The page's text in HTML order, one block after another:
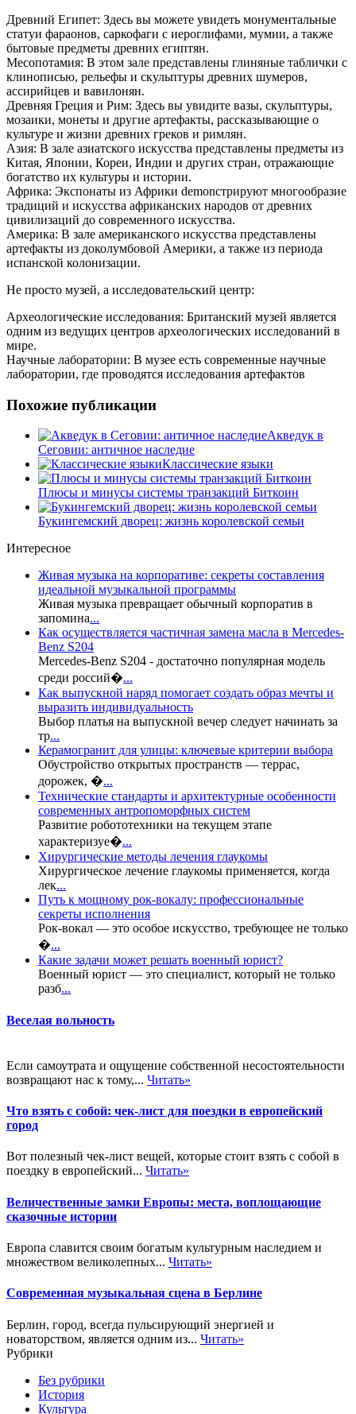
Древний Египет: Здесь вы можете увидеть монументальные
статуи фараонов, саркофаги с иероглифами, мумии, а также
бытовые предметы древних египтян.
Месопотамия: В этом зале представлены глиняные таблички с
клинописью, рельефы и скульптуры древних шумеров,
ассирийцев и вавилонян.
Древняя Греция и Рим: Здесь вы увидите вазы, скульптуры,
мозаики, монеты и другие артефакты, рассказывающие о
культуре и жизни древних греков и римлян.
Азия: В зале азиатского искусства представлены предметы из
Китая, Японии, Кореи, Индии и других стран, отражающие
богатство их культуры и истории.
Африка: Экспонаты из Африки demonстрируют многообразие
традиций и искусства африканских народов от древних
цивилизаций до современного искусства.
Америка: В зале американского искусства представлены
артефакты из доколумбовой Америки, а также из периода
испанской колонизации.
Не просто музей, а исследовательский центр:
Археологические исследования: Британский музей является
одним из ведущих центров археологических исследований в
мире.
Научные лаборатории: В музее есть современные научные
лаборатории, где проводятся исследования артефактов
Похожие публикации
Акведук в
Сеговии: античное наследие
Классические языки
Плюсы и минусы системы транзакций Биткоин
Букингемский дворец: жизнь королевской семьи
Интересное
Живая музыка на корпоративе: секреты составления
идеальной музыкальной программы
Живая музыка превращает обычный корпоратив в
запомина...
Как осуществляется частичная замена масла в Mercedes-
Benz S204
Mercedes-Benz S204 - достаточно популярная модель
среди россий�...
Как выпускной наряд помогает создать образ мечты и
выразить индивидуальность
Выбор платья на выпускной вечер следует начинать за
тр...
Керамогранит для улицы: ключевые критерии выбора
Обустройство открытых пространств — террас,
дорожек, �...
Технические стандарты и архитектурные особенности
современных антропоморфных систем
Развитие робототехники на текущем этапе
характеризуе�...
Хирургические методы лечения глаукомы
Хирургическое лечение глаукомы применяется, когда
лек...
Путь к мощному рок-вокалу: профессиональные
секреты исполнения
Рок-вокал — это особое искусство, требующее не только
�...
Какие задачи может решать военный юрист?
Военный юрист — это специалист, который не только
разб...
Веселая вольность
Если самоутрата и ощущение собственной несостоятельности
возвращают нас к тому,... Читать»
Что взять с собой: чек-лист для поездки в европейский
город
Вот полезный чек-лист вещей, которые стоит взять с собой в
поездку в европейский... Читать»
Величественные замки Европы: места, воплощающие
сказочные истории
Европа славится своим богатым культурным наследием и
множеством великолепных... Читать»
Современная музыкальная сцена в Берлине
Берлин, город, всегда пульсирующий энергией и
новаторством, является одним из... Читать»
Рубрики
Без рубрики
История
Культура